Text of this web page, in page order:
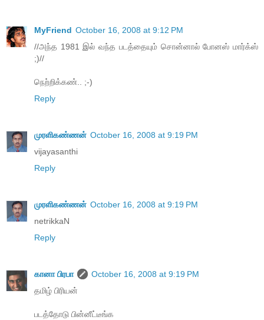
MyFriend October 16, 2008 at 9:12 PM
//அந்த 1981 இல் வந்த படத்தையும் சொன்னால் போனஸ் மார்க்ஸ்
;)//
நெற்றிக்கண்.. ;-)
Reply
முரளிகண்ணன் October 16, 2008 at 9:19 PM
vijayasanthi
Reply
முரளிகண்ணன் October 16, 2008 at 9:19 PM
netrikkaN
Reply
கானா பிரபா
October 16, 2008 at 9:19 PM
தமிழ் பிரியன்
படத்தோடு பின்னீட்டீங்க